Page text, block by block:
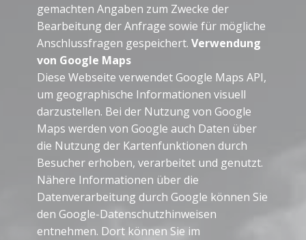
gemachten Angaben zum Zwecke der
Bearbeitung der Anfrage sowie für mögliche
Anschlussfragen gespeichert. Verwendung
von Google Maps
Diese Webseite verwendet Google Maps API,
um geographische Informationen visuell
darzustellen. Bei der Nutzung von Google
Maps werden von Google auch Daten über
die Nutzung der Kartenfunktionen durch
Besucher erhoben, verarbeitet und genutzt.
Nähere Informationen über die
Datenverarbeitung durch Google können Sie
den Google-Datenschutzhinweisen
entnehmen. Dort können Sie im